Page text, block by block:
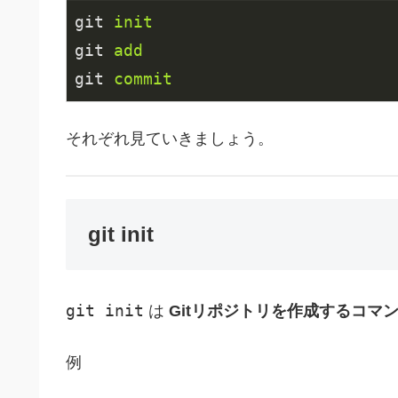
git
init
git
add
git
commit
それぞれ見ていきましょう。
git init
git init は Gitリポジトリを作成するコマ
例